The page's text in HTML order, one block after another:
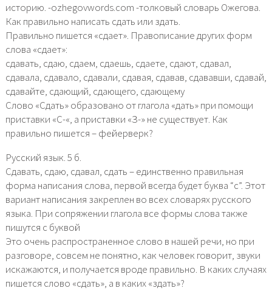
историю. -ozhegovwords.com -толковый словарь Ожегова.
Как правильно написать сдать или здать.
Правильно пишется «сдает». Правописание других форм
слова «сдает»:
сдавать, сдаю, сдаем, сдаешь, сдаете, сдают, сдавал,
сдавала, сдавало, сдавали, сдавая, сдавав, сдававши, сдавай,
сдавайте, сдающий, сдающего, сдающему
Слово «Сдать» образовано от глагола «дать» при помощи
приставки «С-«, а приставки «З-» не существует. Как
правильно пишется – фейерверк?
Русский язык. 5 б.
Сдавать, сдаю, сдавал, сдать – единственно правильная
форма написания слова, первой всегда будет буква “с”. Этот
вариант написания закреплен во всех словарях русского
языка. При сопряжении глагола все формы слова также
пишутся с буквой
Это очень распространенное слово в нашей речи, но при
разговоре, совсем не понятно, как человек говорит, звуки
искажаются, и получается вроде правильно. В каких случаях
пишется слово «сдать», а в каких «здать»?